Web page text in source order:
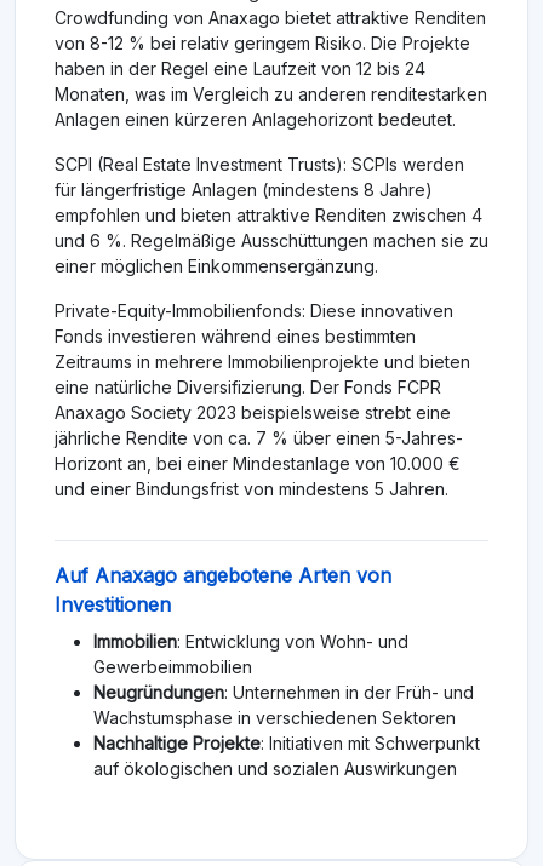
Crowdfunding von Anaxago bietet attraktive Renditen
von 8-12 % bei relativ geringem Risiko. Die Projekte
haben in der Regel eine Laufzeit von 12 bis 24
Monaten, was im Vergleich zu anderen renditestarken
Anlagen einen kürzeren Anlagehorizont bedeutet.
SCPI (Real Estate Investment Trusts): SCPIs werden
für längerfristige Anlagen (mindestens 8 Jahre)
empfohlen und bieten attraktive Renditen zwischen 4
und 6 %. Regelmäßige Ausschüttungen machen sie zu
einer möglichen Einkommensergänzung.
Private-Equity-Immobilienfonds: Diese innovativen
Fonds investieren während eines bestimmten
Zeitraums in mehrere Immobilienprojekte und bieten
eine natürliche Diversifizierung. Der Fonds FCPR
Anaxago Society 2023 beispielsweise strebt eine
jährliche Rendite von ca. 7 % über einen 5-Jahres-
Horizont an, bei einer Mindestanlage von 10.000 €
und einer Bindungsfrist von mindestens 5 Jahren.
Auf Anaxago angebotene Arten von
Investitionen
Immobilien: Entwicklung von Wohn- und
Gewerbeimmobilien
Neugründungen: Unternehmen in der Früh- und
Wachstumsphase in verschiedenen Sektoren
Nachhaltige Projekte: Initiativen mit Schwerpunkt
auf ökologischen und sozialen Auswirkungen